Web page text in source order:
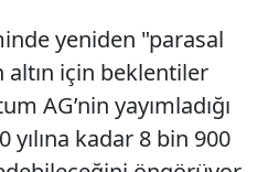
yeniden "parasal
altın için beklentiler
AG’nin yayımladığı
yılına kadar 8 bin 900